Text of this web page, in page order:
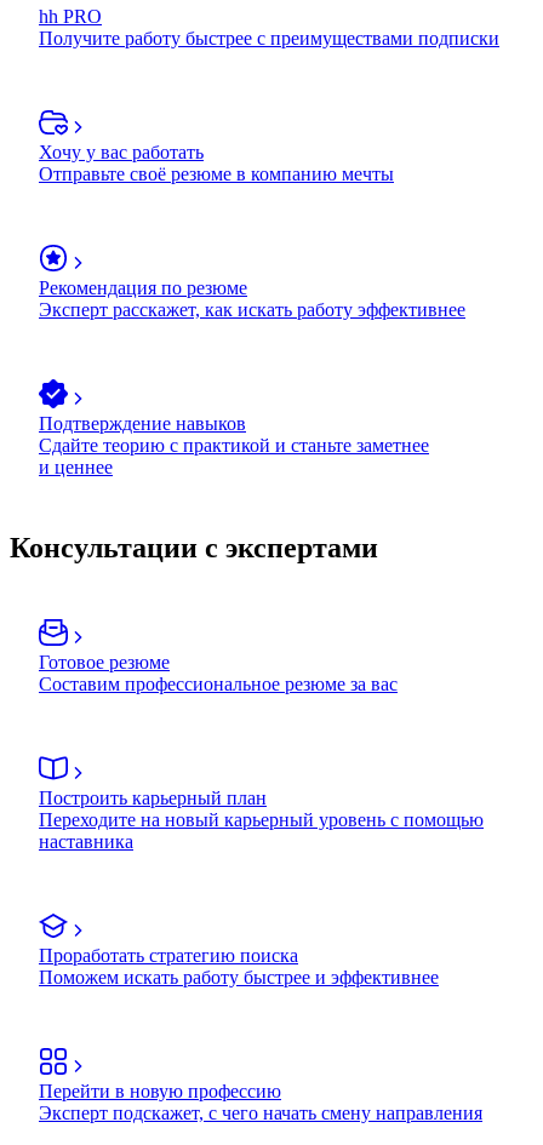
hh PRO
Получите работу быстрее с преимуществами подписки
Хочу у вас работать
Отправьте своё резюме в компанию мечты
Рекомендация по резюме
Эксперт расскажет, как искать работу эффективнее
Подтверждение навыков
Сдайте теорию с практикой и станьте заметнее
и ценнее
Консультации с экспертами
Готовое резюме
Составим профессиональное резюме за вас
Построить карьерный план
Переходите на новый карьерный уровень с помощью
наставника
Проработать стратегию поиска
Поможем искать работу быстрее и эффективнее
Перейти в новую профессию
Эксперт подскажет, с чего начать смену направления